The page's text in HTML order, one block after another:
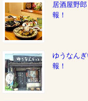
居酒屋野
報！
ゆうなん
報！